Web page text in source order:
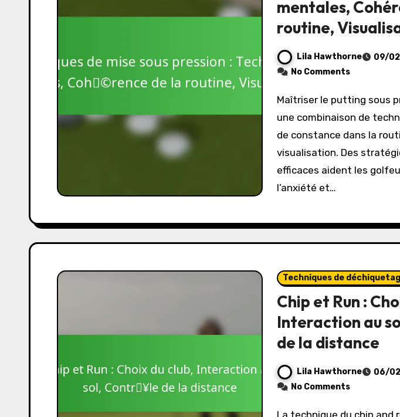
mentales,
routine,
Lila Hawthorne
09/
No Comments
Maîtriser le putting sous pression nécessite
une combinaison de
de constance dans la
visualisation. Des
efficaces aident les
l’anxiété et…
Techniques de
Chip et Run :
Interaction au
de la distance
Lila Hawthorne
06/
No Comments
La technique du chip and run au golf est